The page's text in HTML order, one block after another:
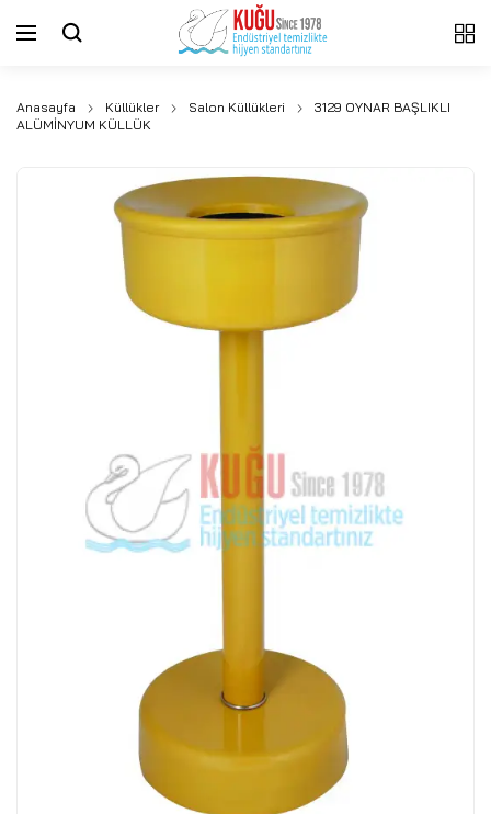
Anasayfa Küllükler Salon Küllükleri
3129 OYNAR BAŞLIKLI
ALÜMİNYUM KÜLLÜK